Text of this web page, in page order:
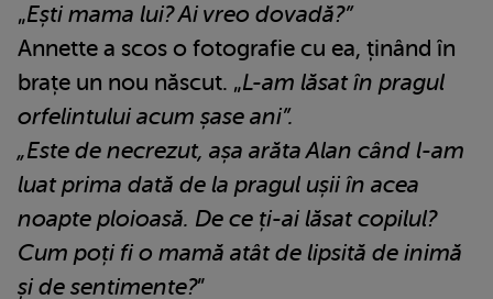
„Ești mama lui? Ai vreo dovadă?”
Annette a scos o fotografie cu ea, ținând în
brațe un nou născut. „L-am lăsat în pragul
orfelintului acum șase ani”.
„Este de necrezut, așa arăta Alan când l-am
luat prima dată de la pragul ușii în acea
noapte ploioasă. De ce ți-ai lăsat copilul?
Cum poți fi o mamă atât de lipsită de inimă
și de sentimente?”